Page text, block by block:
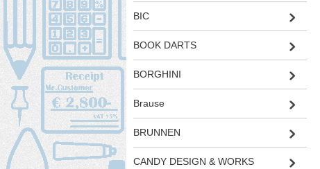
BIC
BOOK DARTS
BORGHINI
Brause
BRUNNEN
CANDY DESIGN & WORKS